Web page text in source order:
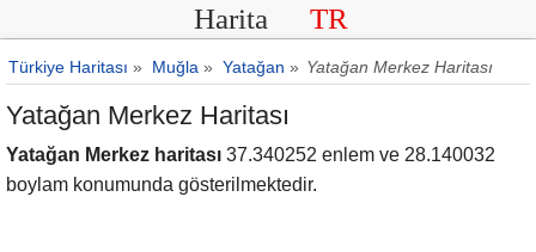
Harita TR
Türkiye Haritası » Muğla » Yatağan » Yatağan Merkez Haritası
Yatağan Merkez Haritası
Yatağan Merkez haritası 37.340252 enlem ve 28.140032
boylam konumunda gösterilmektedir.